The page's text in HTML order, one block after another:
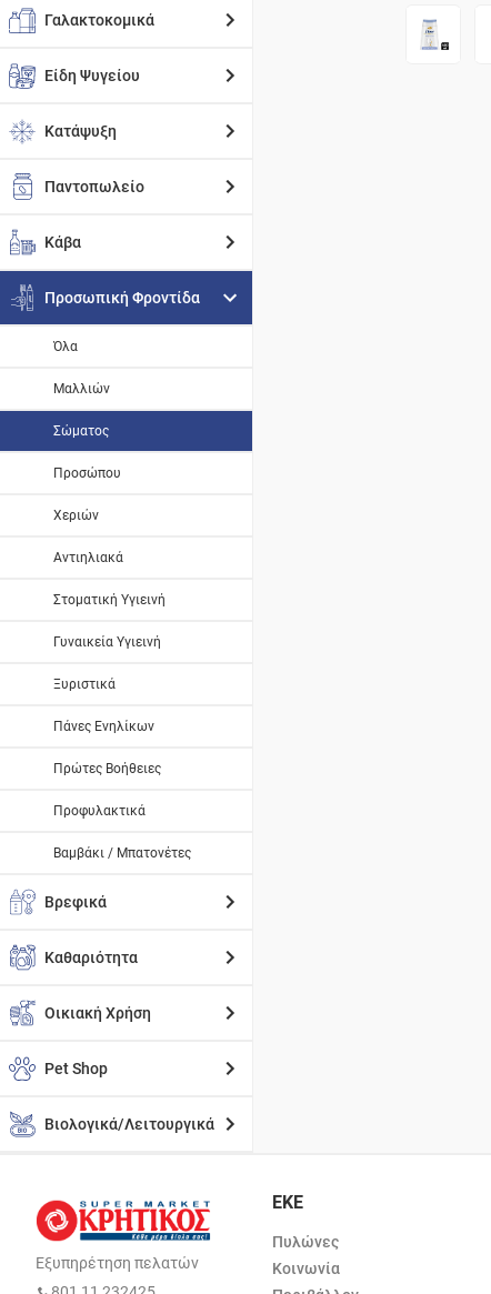
Γαλακτοκομικά
Είδη Ψυγείου
Κατάψυξη
Παντοπωλείο
Κάβα
Προσωπική Φροντίδα
Όλα
Μαλλιών
Σώματος
Προσώπου
Χεριών
Αντιηλιακά
Στοματική Υγιεινή
Γυναικεία Υγιεινή
Ξυριστικά
Πάνες Ενηλίκων
Πρώτες Βοήθειες
Προφυλακτικά
Βαμβάκι / Μπατονέτες
Βρεφικά
Καθαριότητα
Οικιακή Χρήση
Pet Shop
Βιολογικά/Λειτουργικά
Εξυπηρέτηση πελατών
ΕΚΕ
Πυλώνες
Κοινωνία